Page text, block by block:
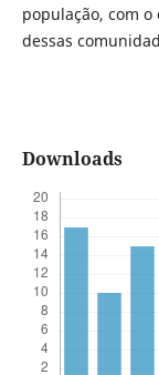
população, com
dessas
Downloads